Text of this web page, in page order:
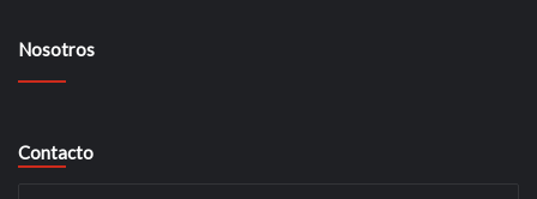
Nosotros
Contacto